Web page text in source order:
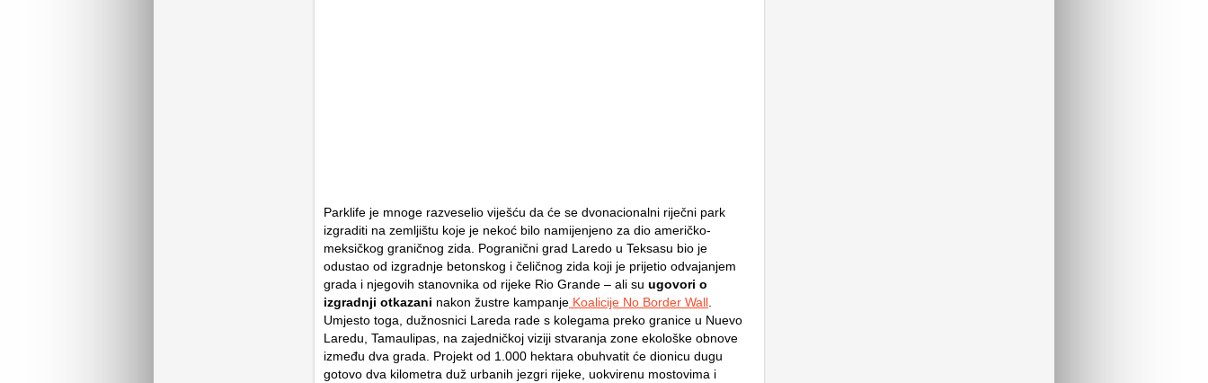
Parklife je mnoge razveselio viješću da će se dvonacionalni riječni park
izgraditi na zemljištu koje je nekoć bilo namijenjeno za dio američko-
meksičkog graničnog zida. Pogranični grad Laredo u Teksasu bio je
odustao od izgradnje betonskog i čeličnog zida koji je prijetio odvajanjem
grada i njegovih stanovnika od rijeke Rio Grande – ali su ugovori o
izgradnji otkazani nakon žustre kampanje Koalicije No Border Wall
Umjesto toga, dužnosnici Lareda rade s kolegama preko granice u Nuevo
Laredu, Tamaulipas, na zajedničkoj viziji stvaranja zone ekološke obnove
između dva grada. Projekt od 1.000 hektara obuhvatit će dionicu dugu
gotovo dva kilometra duž urbanih jezgri rijeke, uokvirenu mostovima i